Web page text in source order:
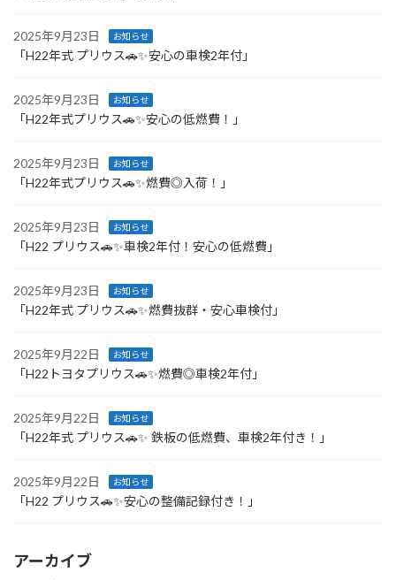
2025年9月23日 お知らせ
「H22年式 プリウス🚗✨安心の車検2年付」
2025年9月23日 お知らせ
「H22年式プリウス🚗✨安心の低燃費！」
2025年9月23日 お知らせ
「H22年式プリウス🚗✨燃費◎入荷！」
2025年9月23日 お知らせ
「H22 プリウス🚗✨車検2年付！安心の低燃費」
2025年9月23日 お知らせ
「H22年式 プリウス🚗✨燃費抜群・安心車検付」
2025年9月22日 お知らせ
「H22トヨタプリウス🚗✨燃費◎車検2年付」
2025年9月22日 お知らせ
「H22年式 プリウス🚗✨ 鉄板の低燃費、車検2年付き！」
2025年9月22日 お知らせ
「H22 プリウス🚗✨安心の整備記録付き！」
アーカイブ